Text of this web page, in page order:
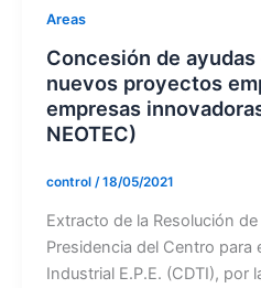
Areas
Concesión de
nuevos proyectos
empresas
NEOTEC)
control /18/05/2021
Extracto de la Resolución
Presidencia del Centro para
Industrial E.P.E. (CDTI), por